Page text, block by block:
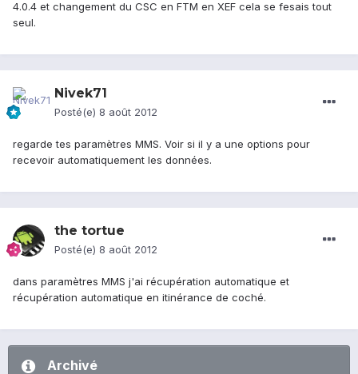
4.0.4 et changement du CSC en FTM en XEF cela se fesais tout
seul.
Nivek71
Posté(e) 8 août 2012
regarde tes paramètres MMS. Voir si il y a une options pour
recevoir automatiquement les données.
the tortue
Posté(e) 8 août 2012
dans paramètres MMS j'ai récupération automatique et
récupération automatique en itinérance de coché.
Archivé